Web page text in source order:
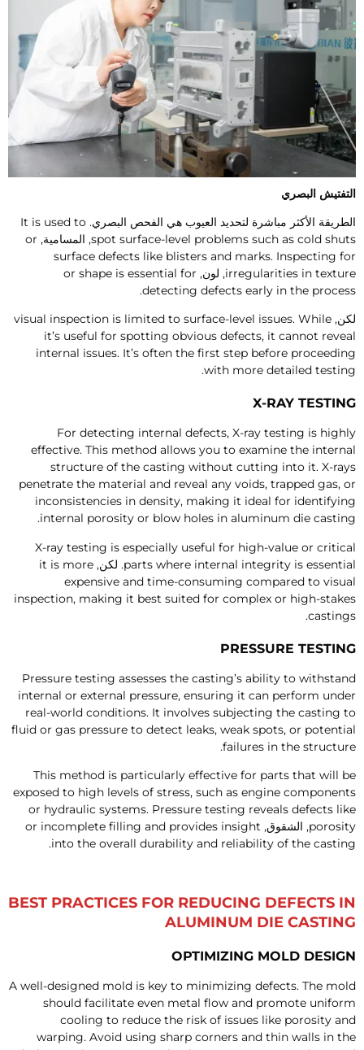
البصري
الأكثر مباشرة لتحديد العيوب هي الفحص البصري.It is used to
spot surface-level problems such as cold, المسامية,or
surface defects like blisters and marks.Inspecting
irregularities in, لون,or shape is essential for
detecting defects early in the
.
visual inspection is limited to surface-level issues.While
it’s useful for spotting obvious defects,it cannot
internal issues.It’s often the first step before
with more detailed
.
X-RAY
For detecting internal defects,X-ray testing is
effective.This method allows you to examine the
structure of the casting without cutting into it.X-
penetrate the material and reveal any voids,trapped gas,
inconsistencies in density,making it ideal for
internal porosity or blow holes in aluminum die
.
X-ray testing is especially useful for high-value or
parts where internal integrity is. لكن,it is more
expensive and time-consuming compared to
inspection,making it best suited for complex or high-
.
PRESSURE
Pressure testing assesses the casting’s ability to
internal or external pressure,ensuring it can perform
real-world conditions. It involves subjecting the casting
fluid or gas pressure to detect leaks,weak spots, or
failures in the
.
This method is particularly effective for parts that will
exposed to high levels of stress,such as engine
or hydraulic systems.Pressure testing reveals defects
, الشقوق,or incomplete filling and provides insight
into the overall durability and reliability of the
.
BEST PRACTICES FOR REDUCING DEFECTS
ALUMINUM DIE
OPTIMIZING MOLD
A well-designed mold is key to minimizing defects.The
should facilitate even metal flow and promote
cooling to reduce the risk of issues like porosity
warping.Avoid using sharp corners and thin walls in